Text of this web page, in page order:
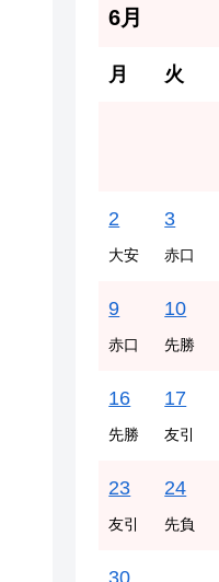
6月
月 火
2
大安
3
赤口
9
赤口
10
先勝
16
先勝
17
友引
23
友引
24
先負